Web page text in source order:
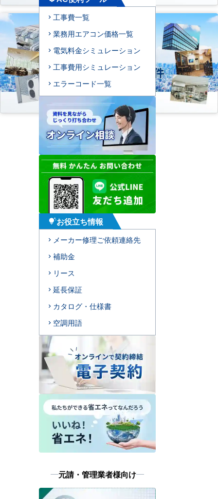
工事費一覧
業務用エアコン価格一覧
電気料金シミュレーション
工事費用シミュレーション
エラーコード一覧
tips_and_updatesお役立ち情報
メーカー修理ご依頼連絡先
補助金
リース
延長保証
カタログ・仕様書
空調用語
元請・管理業者様向け